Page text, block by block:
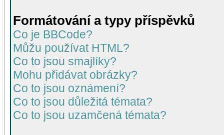
Formátování a typy příspěvků
Co je BBCode?
Můžu používat HTML?
Co to jsou smajlíky?
Mohu přidávat obrázky?
Co to jsou oznámení?
Co to jsou důležitá témata?
Co to jsou uzamčená témata?